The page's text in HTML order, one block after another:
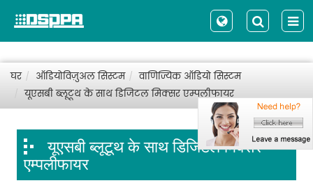
घर ऑडियोविज़ुअल सिस्टम
वाणिज्यिक ऑडियो सिस्टम
यूएसबी ब्लूटूथ के साथ डिजिटल मिक्सर एम्पलीफायर
यूएसबी ब्लूटूथ के साथ डिजिटल मिक्सर
एम्पलीफायर